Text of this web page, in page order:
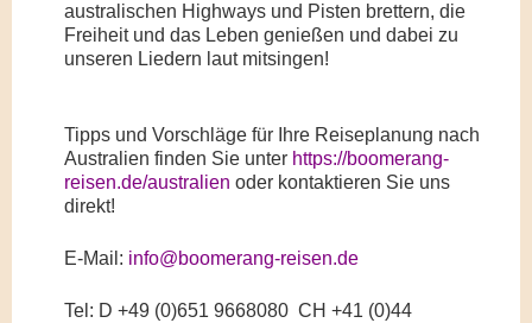
australischen Highways und Pisten brettern, die
Freiheit und das Leben genießen und dabei zu
unseren Liedern laut mitsingen!
Tipps und Vorschläge für Ihre Reiseplanung nach
Australien finden Sie unter https://boomerang-
reisen.de/australien oder kontaktieren Sie uns
direkt!
E-Mail: info@boomerang-reisen.de
Tel: D +49 (0)651 9668080 CH+41 (0)44